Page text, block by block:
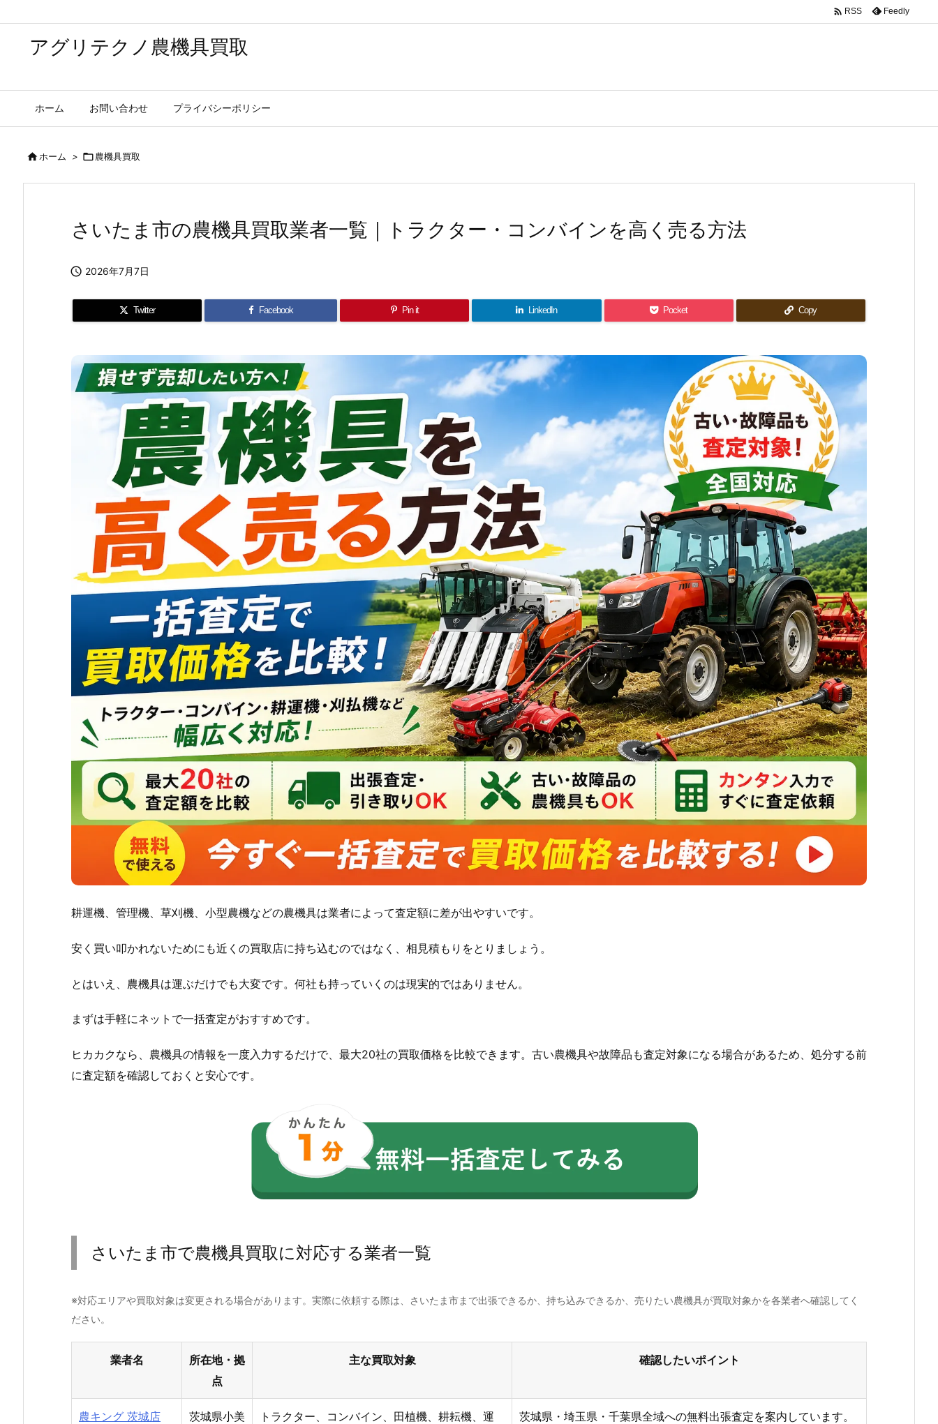
アグリテクノ農機具買取
ホーム お問い合わせ プライバシーポリシー
 RSS Feedly
ホーム > 農機具買取
さいたま市の農機具買取業者一覧｜トラクター・コンバインを高く売る方法
 2026年7月7日
Twitter Facebook Pin it LinkedIn Pocket Copy
耕運機、管理機、草刈機、小型農機などの農機具は業者によって査定額に差が出やすいです。
安く買い叩かれないためにも近くの買取店に持ち込むのではなく、相見積もりをとりましょう。
とはいえ、農機具は運ぶだけでも大変です。何社も持っていくのは現実的ではありません。
まずは手軽にネットで一括査定がおすすめです。
ヒカカクなら、農機具の情報を一度入力するだけで、最大20社の買取価格を比較できます。古い農機具や故障品も査定対象になる場合があるため、処分する前
に査定額を確認しておくと安心です。
さいたま市で農機具買取に対応する業者一覧
※対応エリアや買取対象は変更される場合があります。実際に依頼する際は、さいたま市まで出張できるか、持ち込みできるか、売りたい農機具が買取対象かを各業者へ確認してく
ださい。
業者名
所在地・拠
点
主な買取対象 確認したいポイント
農キング 茨城店
茨城県小美
トラクター、コンバイン、田植機、耕耘機、運
茨城県・埼玉県・千葉県全域への無料出張査定を案内しています。